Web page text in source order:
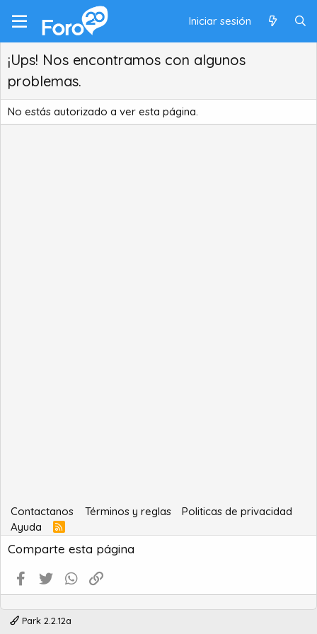
Iniciar sesión
¡Ups! Nos encontramos con algunos
problemas.
No estás autorizado a ver esta página.
Contactanos Términos y reglas
Politicas de privacidad
Ayuda
R
S
S
Comparte esta página
Facebook
Twitter WhatsApp
Park 2.2.12a